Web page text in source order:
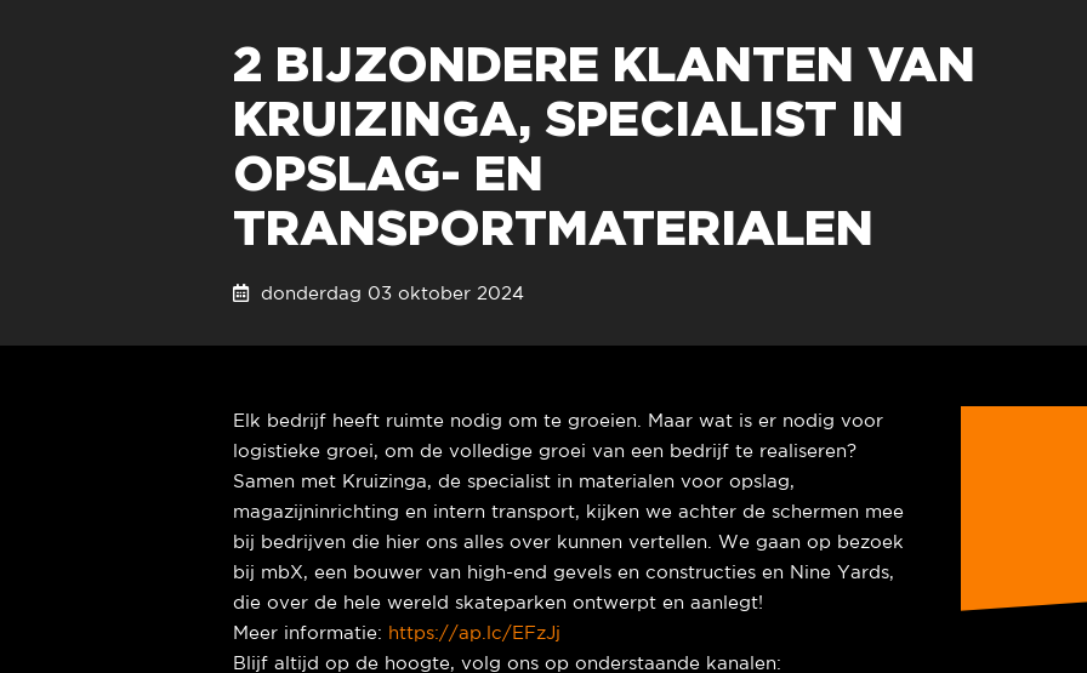
2 BIJZONDERE KLANTEN VAN
KRUIZINGA, SPECIALIST IN
OPSLAG- EN
TRANSPORTMATERIALEN
donderdag 03 oktober 2024
Elk bedrijf heeft ruimte nodig om te groeien. Maar wat is er nodig voor
logistieke groei, om de volledige groei van een bedrijf te realiseren?
Samen met Kruizinga, de specialist in materialen voor opslag,
magazijninrichting en intern transport, kijken we achter de schermen mee
bij bedrijven die hier ons alles over kunnen vertellen. We gaan op bezoek
bij mbX, een bouwer van high-end gevels en constructies en Nine Yards,
die over de hele wereld skateparken ontwerpt en aanlegt!
Meer informatie:
https://ap.lc/EFzJj
Blijf altijd op de hoogte, volg ons op onderstaande kanalen: